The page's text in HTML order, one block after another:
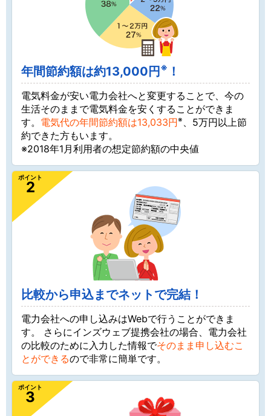
年間節約額は約13,000円 ※ ！
電気料金が安い電力会社へと変更することで、今の
生活そのままで電気料金を安くすることができま
す。 電気代の年間節約額は13,033円※
、5万円以上節
約できた方もいます。
※2018年1月利用者の想定節約額の中央値
ポイント
2
比較から申込までネットで完結！
電力会社への申し込みはWebで行うことができま
す。 さらにインズウェブ提携会社の場合、電力会社
の比較のために入力した情報でそのまま申し込むこ
とができるので非常に簡単です。
ポイント
3